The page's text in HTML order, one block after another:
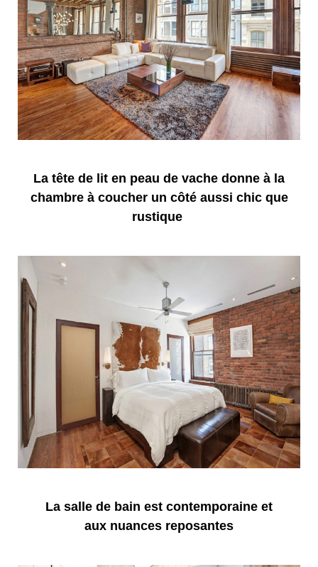
La tête de lit en peau de vache donne à la
chambre à coucher un côté aussi chic que
rustique
La salle de bain est contemporaine et
aux nuances reposantes